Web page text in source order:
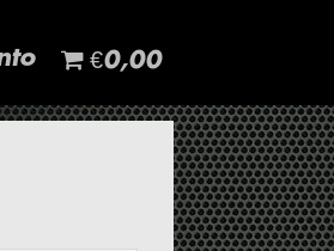
€0,00